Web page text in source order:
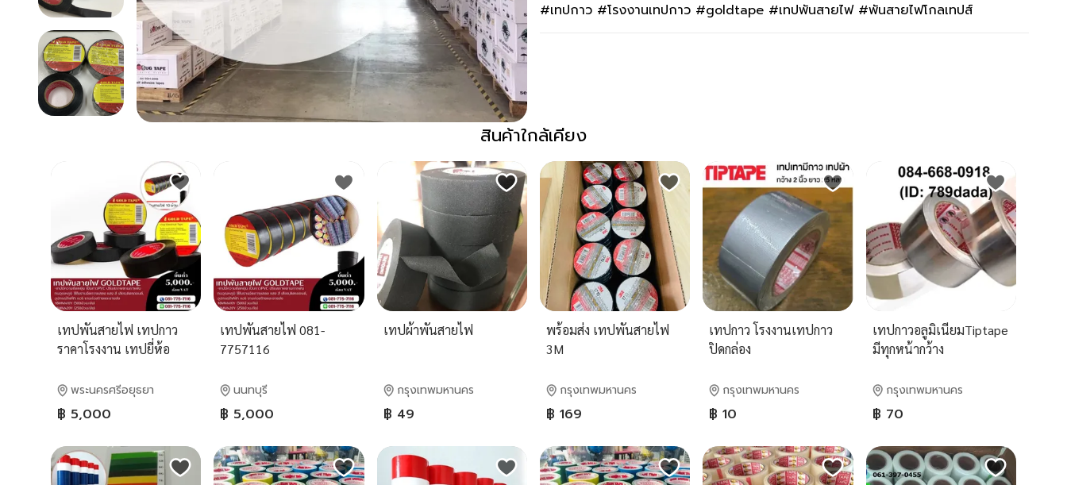
#เทปกาว #โรงงานเทปกาว #goldtape #เทปพันสายไฟ #พันสายไฟโกลเทปส์
สินค้าใกล้เคียง
เทปพันสายไฟ เทปกาว
ราคาโรงงาน เทปยี่ห้อ
พระนครศรีอยุธยา
฿ 5,000
เทปพันสายไฟ 081-
7757116
นนทบุรี
฿ 5,000
เทปผ้าพันสายไฟ
กรุงเทพมหานคร
฿ 49
พร้อมส่ง เทปพันสายไฟ
3M
กรุงเทพมหานคร
฿ 169
เทปกาว โรงงานเทปกาว
ปิดกล่อง
กรุงเทพมหานคร
฿ 10
เทปกาวอลูมิเนียมTiptape
มีทุกหน้ากว้าง
กรุงเทพมหานคร
฿ 70